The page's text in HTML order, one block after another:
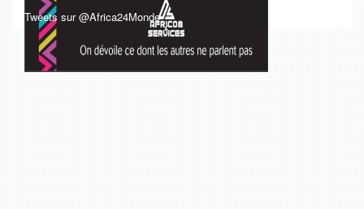
Tweets sur @Africa24Monde